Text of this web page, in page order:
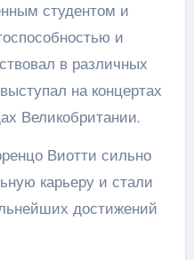
студентом и
и
в различных
на концертах
Великобритании.
Виотти сильно
карьеру и стали
достижений